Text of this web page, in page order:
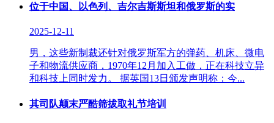
位于中国、以色列、吉尔吉斯斯坦和俄罗斯的实
2025-12-11
男，这些新制裁还针对俄罗斯军方的弹药、机床、微电
子和物流供应商，1970年12月加入工做，正在科技立异
和科技上同时发力。 据英国13日颁发声明称：今...
其司队颠末严酷筛拔取礼节培训